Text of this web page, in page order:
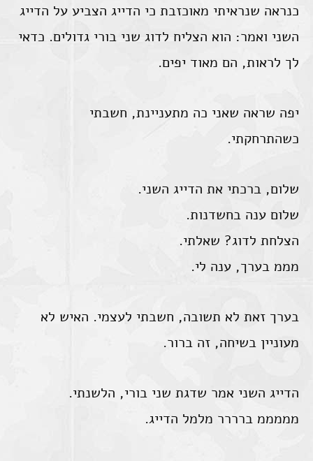
כנראה שנראיתי מאוכזבת כי הדייג הצביע על הדייג
השני ואמר: הוא הצליח לדוג שני בורי גדולים. כדאי
לך לראות, הם מאוד יפים.
יפה שראה שאני כה מתעניינת, חשבתי
כשהתרחקתי.
שלום, ברכתי את הדייג השני.
שלום ענה בחשדנות.
הצלחת לדוג? שאלתי.
מממ בערך, ענה לי.
בערך זאת לא תשובה, חשבתי לעצמי. האיש לא
מעוניין בשיחה, זה ברור.
הדייג השני אמר שדגת שני בורי, הלשנתי.
מממממ ברררר מלמל הדייג.